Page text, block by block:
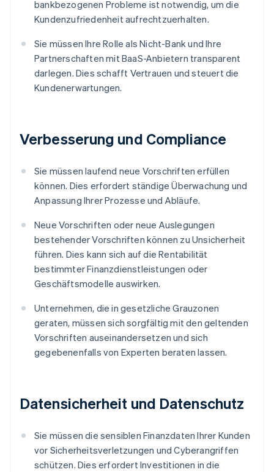
bankbezogenen Probleme ist notwendig, um die
Kundenzufriedenheit aufrechtzuerhalten.
Sie müssen Ihre Rolle als Nicht-Bank und Ihre
Partnerschaften mit BaaS-Anbietern transparent
darlegen. Dies schafft Vertrauen und steuert die
Kundenerwartungen.
Verbesserung und Compliance
Sie müssen laufend neue Vorschriften erfüllen
können. Dies erfordert ständige Überwachung und
Anpassung Ihrer Prozesse und Abläufe.
Neue Vorschriften oder neue Auslegungen
bestehender Vorschriften können zu Unsicherheit
führen. Dies kann sich auf die Rentabilität
bestimmter Finanzdienstleistungen oder
Geschäftsmodelle auswirken.
Unternehmen, die in gesetzliche Grauzonen
geraten, müssen sich sorgfältig mit den geltenden
Vorschriften auseinandersetzen und sich
gegebenenfalls von Experten beraten lassen.
Datensicherheit und Datenschutz
Sie müssen die sensiblen Finanzdaten Ihrer Kunden
vor Sicherheitsverletzungen und Cyberangriffen
schützen. Dies erfordert Investitionen in die